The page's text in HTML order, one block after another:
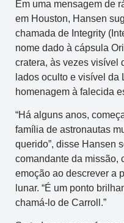
Em uma mensagem de
em Houston, Hansen
chamada de Integrity
nome dado à cápsula
cratera, às vezes visível
lados oculto e visível da
homenagem à falecida
“Há alguns anos,
família de astronautas
querido”, disse Hansen
comandante da missão,
emoção ao descrever a
lunar. “É um ponto
chamá-lo de Carroll.”